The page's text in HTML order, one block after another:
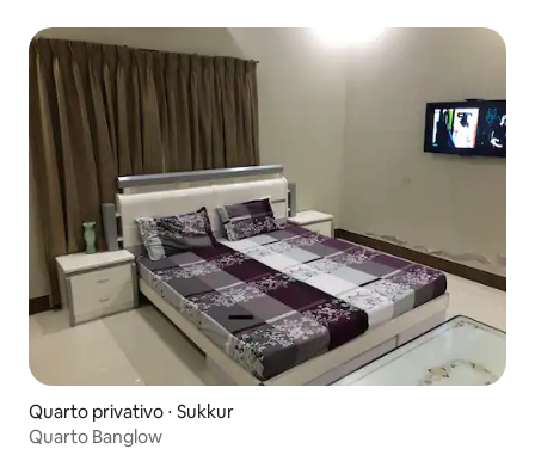
Quarto privativo ⋅ Sukkur
Quarto Banglow